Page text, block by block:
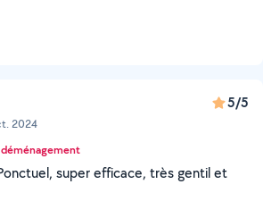
2024
5/5
super efficace, très gentil et